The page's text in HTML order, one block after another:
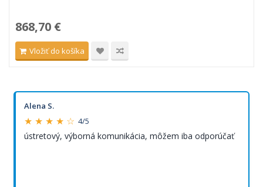
868,70 €
Vložiť do košíka
Alena S.
★ ★ ★ ★ ☆ 4/5
ústretový, výborná komunikácia, môžem iba odporúčať